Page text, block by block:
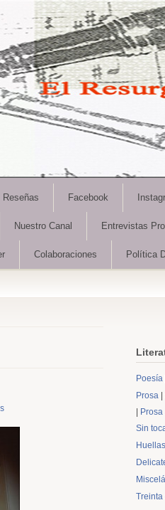
Reseñas Facebook
Nuestro Canal Entrevistas
Colaboraciones Política
Poesía
Prosa
Sin
Treinta